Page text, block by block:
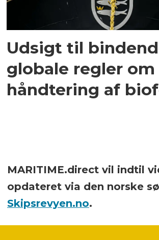
Udsigt til
globale regler om
håndtering af
MARITIME.direct vil indtil
opdateret via den norske
Skipsrevyen.no.